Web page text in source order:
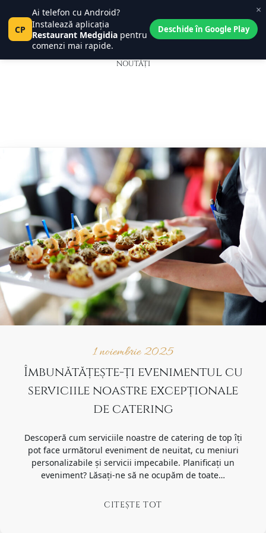
Central Place
Tanța și Costel
0
Pct 0
Blog
NOUTĂȚI
1 noiembrie 2025
Îmbunătățește-ți evenimentul cu
serviciile noastre excepționale
de catering
Descoperă cum serviciile noastre de catering de top îți
pot face următorul eveniment de neuitat, cu meniuri
personalizabile și servicii impecabile. Planificați un
eveniment? Lăsați-ne să ne ocupăm de toate…
CITEȘTE TOT
×
CP
Ai telefon cu Android?
Instalează aplicația
Restaurant Medgidia pentru
comenzi mai rapide.
Deschide în Google Play